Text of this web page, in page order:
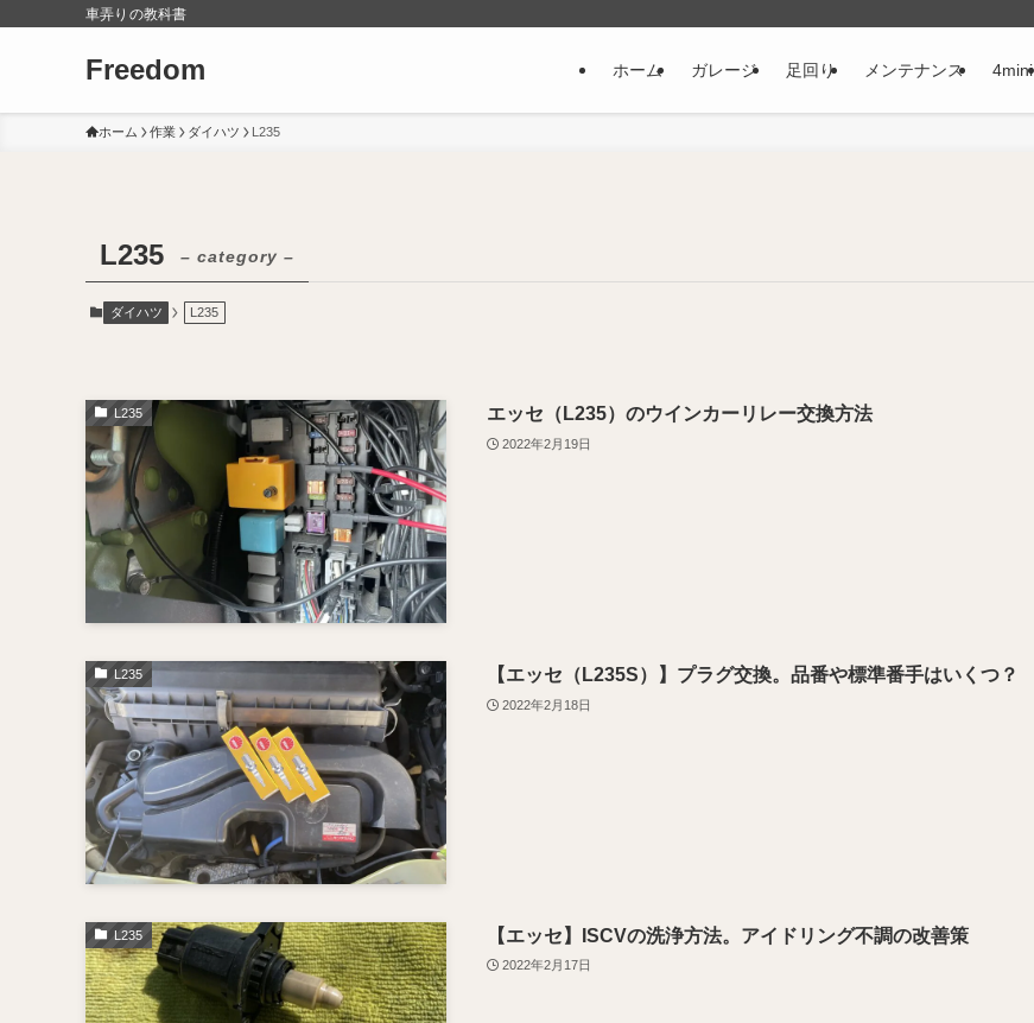
車弄りの教科書
Freedom ホーム ガレージ 足回り メンテナンス 4mini
ホーム 作業 ダイハツ L235
L235 – category –
ダイハツ L235
L235 エッセ（L235）のウインカーリレー交換方法
2022年2月19日
L235 【エッセ（L235S）】プラグ交換。品番や標準番手はいくつ？
2022年2月18日
L235 【エッセ】ISCVの洗浄方法。アイドリング不調の改善策
2022年2月17日